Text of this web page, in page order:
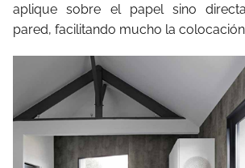
aplique sobre el papel sino
pared, facilitando mucho la